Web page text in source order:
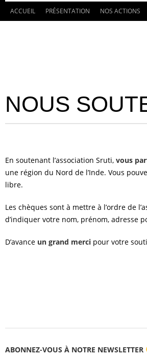
ACCUEIL PRÉSENTATION NOS ACTIONS
NOUS
En soutenant l’association Sruti, vous
une région du Nord de l’Inde. Vous
libre.
Les chèques sont à mettre à l’ordre de
d’indiquer votre nom, prénom, adresse
D’avance un grand merci pour votre
ABONNEZ-VOUS À NOTRE NEWSLETTER